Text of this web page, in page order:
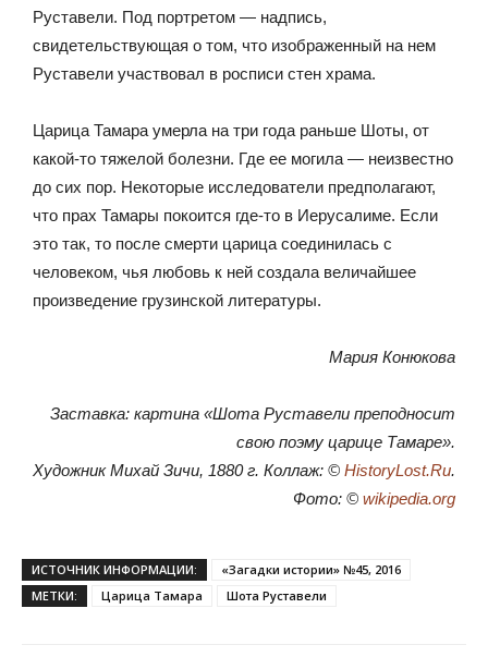
Руставели. Под портретом — надпись,
свидетельствующая о том, что изображенный на нем
Руставели участвовал в росписи стен храма.
Царица Тамара умерла на три года раньше Шоты, от
какой-то тяжелой болезни. Где ее могила — неизвестно
до сих пор. Некоторые исследователи предполагают,
что прах Тамары покоится где-то в Иерусалиме. Если
это так, то после смерти царица соединилась с
человеком, чья любовь к ней создала величайшее
произведение грузинской литературы.
Мария Конюкова
Заставка: картина «Шота Руставели преподносит
свою поэму царице Тамаре».
Художник Михай Зичи, 1880 г. Коллаж: © HistoryLost.Ru.
Фото: © wikipedia.org
ИСТОЧНИК ИНФОРМАЦИИ:
«Загадки истории» №45, 2016
МЕТКИ:
Царица Тамара Шота Руставели